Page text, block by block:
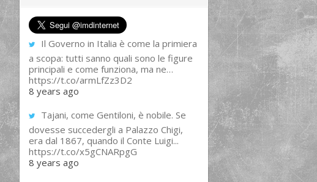
Il Governo in Italia è come la primiera
a scopa: tutti sanno quali sono le figure
principali e come funziona, ma ne…
https://t.co/armLfZz3D2
8 years ago
Tajani, come Gentiloni, è nobile. Se
dovesse succedergli a Palazzo Chigi,
era dal 1867, quando il Conte Luigi...
https://t.co/x5gCNARpgG
8 years ago